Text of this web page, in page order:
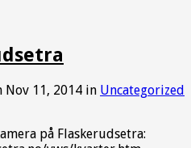
Nov 11, 2014 in Uncategorized
på Flaskerudsetra: